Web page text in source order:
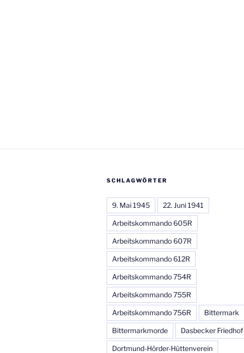
SCHLAGWÖRTER
9. Mai 1945 22. Juni 1941
Arbeitskommando 605R
Arbeitskommando 607R
Arbeitskommando 612R
Arbeitskommando 754R
Arbeitskommando 755R
Arbeitskommando 756R Bittermark
Bittermarkmorde Dasbecker Friedhof
Dortmund-Hörder-Hüttenverein